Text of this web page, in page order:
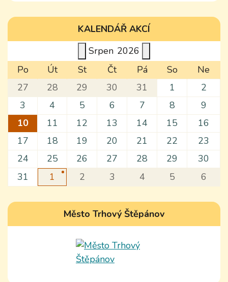
KALENDÁŘ AKCÍ
Srpen 2026
Po
Út St Čt Pá So
Ne
27
28 29 30 31 1
2
3
4 5 6 7 8
9
10
11 12 13 14 15
16
17
18 19 20 21 22
23
24
25 26 27 28 29
30
31
1 2 3 4 5 6
Město Trhový Štěpánov